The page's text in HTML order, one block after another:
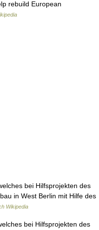
rebuild European
bei Hilfsprojekten des
in West Berlin mit Hilfe des
Wikipedia
bei Hilfsprojekten des